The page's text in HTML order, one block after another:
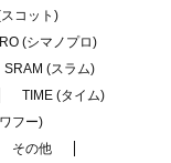
コット)
(シマノプロ)
SRAM (スラム)
TIME (タイム)
フー)
その他